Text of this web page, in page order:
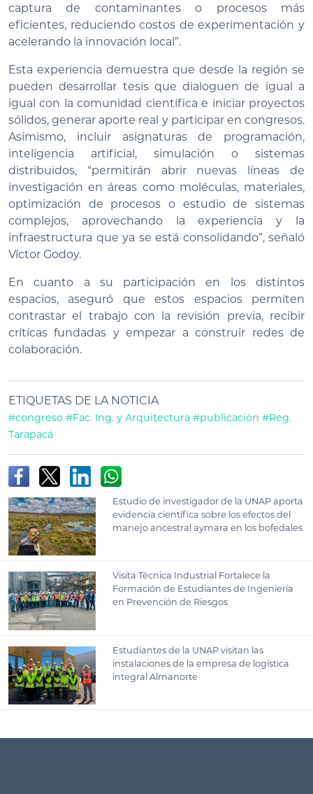
captura de contaminantes o procesos más
eficientes, reduciendo costos de experimentación y
acelerando la innovación local”.
Esta experiencia demuestra que desde la región se
pueden desarrollar tesis que dialoguen de igual a
igual con la comunidad científica e iniciar proyectos
sólidos, generar aporte real y participar en congresos.
Asimismo, incluir asignaturas de programación,
inteligencia artificial, simulación o sistemas
distribuidos, “permitirán abrir nuevas líneas de
investigación en áreas como moléculas, materiales,
optimización de procesos o estudio de sistemas
complejos, aprovechando la experiencia y la
infraestructura que ya se está consolidando”, señaló
Víctor Godoy.
En cuanto a su participación en los distintos
espacios, aseguró que estos espacios permiten
contrastar el trabajo con la revisión previa, recibir
críticas fundadas y empezar a construir redes de
colaboración.
ETIQUETAS DE LA NOTICIA
#congreso #Fac. Ing. y Arquitectura #publicación #Reg.
Tarapacá
Estudio de investigador de la UNAP aporta
evidencia científica sobre los efectos del
manejo ancestral aymara en los bofedales
Visita Técnica Industrial Fortalece la
Formación de Estudiantes de Ingeniería
en Prevención de Riesgos
Estudiantes de la UNAP visitan las
instalaciones de la empresa de logística
integral Almanorte